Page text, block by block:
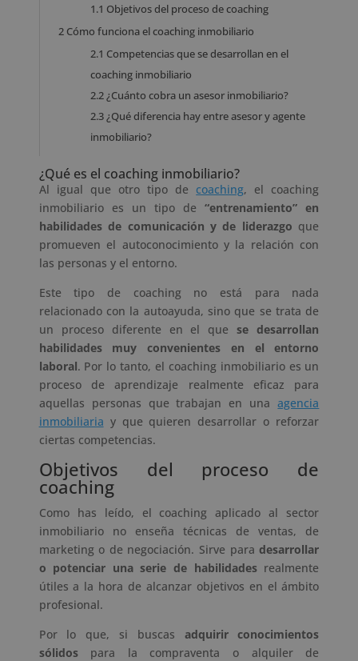
1.1 Objetivos del proceso de coaching
2Cómo funciona el coaching inmobiliario
2.1 Competencias que se desarrollan en el
coaching inmobiliario
2.2¿Cuánto cobra un asesor inmobiliario?
2.3¿Qué diferencia hay entre asesor y agente
inmobiliario?
¿Qué es el coaching inmobiliario?
Al igual que otro tipo de coaching, el coaching
inmobiliario es un tipo de“entrenamiento” en
habilidades de comunicación y de liderazgo que
promueven el autoconocimiento y la relación con
las personas y el entorno.
Este tipo de coaching no está para nada
relacionado con la autoayuda, sino que se trata de
un proceso diferente en el quese desarrollan
habilidades muy convenientes en el entorno
laboral. Por lo tanto, el coaching inmobiliario es un
proceso de aprendizaje realmente eficaz para
aquellas personas que trabajan en unaagencia
inmobiliaria y que quieren desarrollar o reforzar
ciertas competencias.
Objetivos del proceso de
coaching
Como has leído, el coaching aplicado al sector
inmobiliario no enseña técnicas de ventas, de
marketing o de negociación. Sirve para desarrollar
o potenciar una serie de habilidades realmente
útiles a la hora de alcanzar objetivos en el ámbito
profesional.
Por lo que, si buscas adquirir conocimientos
sólidospara la compraventa o alquiler de